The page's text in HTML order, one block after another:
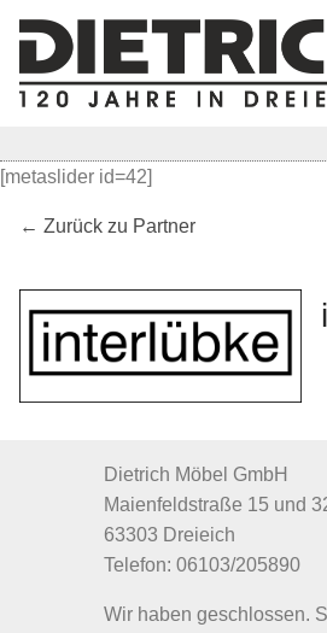
[metaslider id=42]
← Zurück zu Partner
Dietrich Möbel GmbH
Maienfeldstraße 15 und
63303 Dreieich
Telefon: 06103/205890
Wir haben geschlossen.